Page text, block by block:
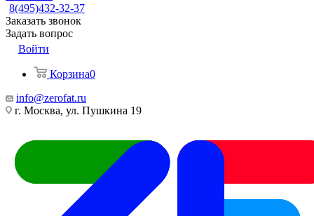
8(495)432-32-37
Заказать звонок
Задать вопрос
Войти
Корзина0
info@zerofat.ru
г. Москва, ул. Пушкина 19